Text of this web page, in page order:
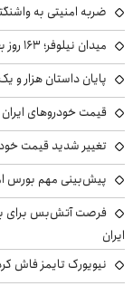
ضربه امنیتی به
میدان نیلوفر؛ ۱۶۳ روز بعد از موشکباران دشمن متجاوز
پایان داستان هزار و
قیمت خودروهای ایران خودرو
تغییر شدید قیمت خودروهای
پیش‌بینی مهم بورس امروز
فرصت آتش‌بس برای
ایران
نیویورک تایمز فاش